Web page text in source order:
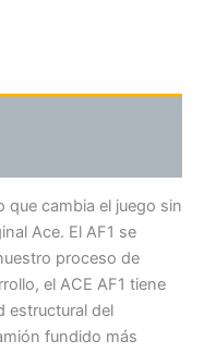
que cambia el juego sin
Ace. El AF1 se
proceso de
el ACE AF1 tiene
estructural del
fundido más